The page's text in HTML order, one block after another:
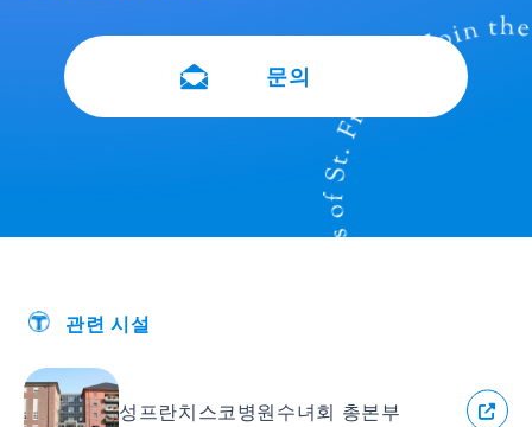
문의
관련 시설
성프란치스코병원수녀회 총본부